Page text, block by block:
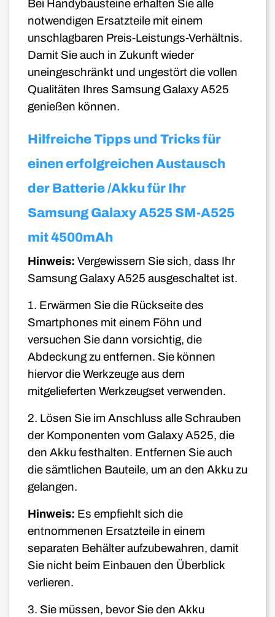
Bei Handybausteine erhalten Sie alle
notwendigen Ersatzteile mit einem
unschlagbaren Preis-Leistungs-Verhältnis.
Damit Sie auch in Zukunft wieder
uneingeschränkt und ungestört die vollen
Qualitäten Ihres Samsung Galaxy A525
genießen können.
Hilfreiche Tipps und Tricks für
einen erfolgreichen Austausch
der Batterie /Akku für Ihr
Samsung Galaxy A525 SM-A525
mit 4500mAh
Hinweis: Vergewissern Sie sich, dass Ihr
Samsung Galaxy A525 ausgeschaltet ist.
1. Erwärmen Sie die Rückseite des
Smartphones mit einem Föhn und
versuchen Sie dann vorsichtig, die
Abdeckung zu entfernen. Sie können
hiervor die Werkzeuge aus dem
mitgelieferten Werkzeugset verwenden.
2. Lösen Sie im Anschluss alle Schrauben
der Komponenten vom Galaxy A525, die
den Akku festhalten. Entfernen Sie auch
die sämtlichen Bauteile, um an den Akku zu
gelangen.
Hinweis: Es empfiehlt sich die
entnommenen Ersatzteile in einem
separaten Behälter aufzubewahren, damit
Sie nicht beim Einbauen den Überblick
verlieren.
3. Sie müssen, bevor Sie den Akku